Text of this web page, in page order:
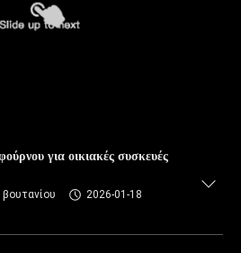
για οικιακές συσκευές
2026-01-18